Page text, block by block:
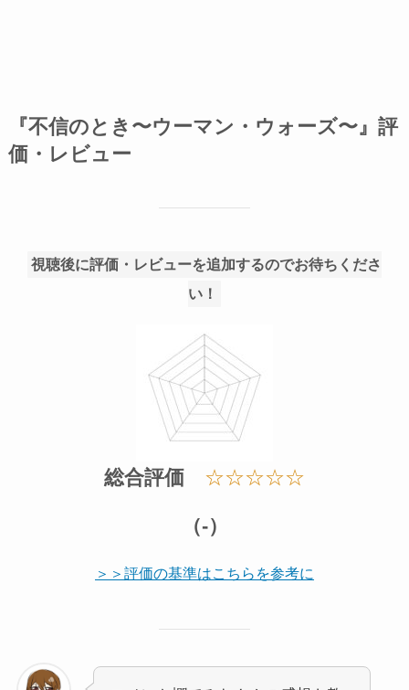
『不信のとき〜ウーマン・ウォーズ〜』評
価・レビュー
視聴後に評価・レビューを追加するのでお待ちくださ
い！
総合評価 ☆☆☆☆☆
（-）
＞＞評価の基準はこちらを参考に